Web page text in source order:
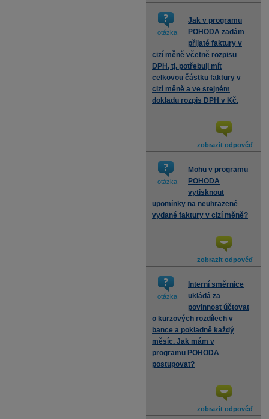
otázka
Jak v programu
POHODA zadám
přijaté faktury v
cizí měně včetně rozpisu
DPH, tj. potřebuji mít
celkovou částku faktury v
cizí měně a ve stejném
dokladu rozpis DPH v Kč.
zobrazit odpověď
otázka
Mohu v programu
POHODA
vytisknout
upomínky na neuhrazené
vydané faktury v cizí měně?
zobrazit odpověď
otázka
Interní směrnice
ukládá za
povinnost účtovat
o kurzových rozdílech v
bance a pokladně každý
měsíc. Jak mám v
programu POHODA
postupovat?
zobrazit odpověď